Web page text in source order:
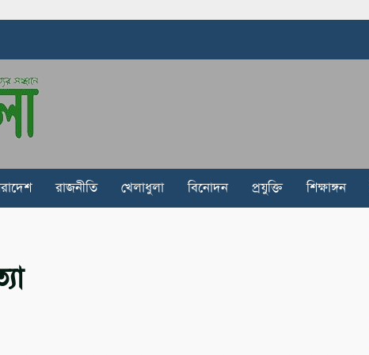
রাজনীতি খেলাধুলা বিনোদন প্রযুক্তি শিক্ষাঙ্গন